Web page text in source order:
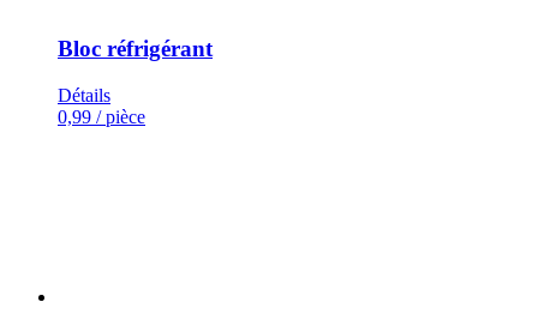
Bloc réfrigérant
Détails
0,99 / pièce